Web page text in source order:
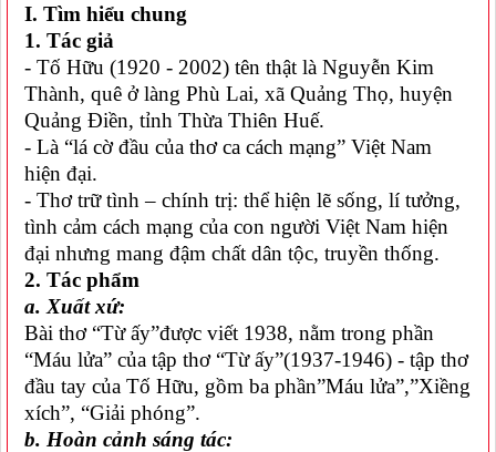
I. Tìm hiểu chung
1. Tác giả
- Tố Hữu (1920 - 2002) tên thật là Nguyễn Kim
Thành, quê ởlàng Phù Lai, xã Quảng Thọ, huyện
Quảng Điền, tỉnh Thừa Thiên Huế.
- Là “lá cờ đầu của thơ ca cách mạng” Việt Nam
hiện đại.
- Thơ trữ tình – chính trị: thể hiện lẽ sống, lí tưởng,
tình cảm cách mạng của con người Việt Nam hiện
đại nhưng mang đậm chất dân tộc, truyền thống.
2. Tác phẩm
a. Xuất xứ:
Bài thơ “Từ ấy”được viết 1938, nằm trong phần
“Máu lửa” của tập thơ “Từ ấy”(1937-1946) - tập thơ
đầu tay của Tố Hữu, gồm ba phần”Máu lửa”,”Xiềng
xích”, “Giải phóng”.
b. Hoàn cảnh sáng tác: